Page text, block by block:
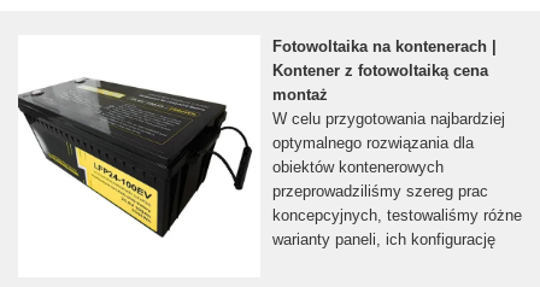
Fotowoltaika na kontenerach |
Kontener z fotowoltaiką cena
montaż
W celu przygotowania najbardziej
optymalnego rozwiązania dla
obiektów kontenerowych
przeprowadziliśmy szereg prac
koncepcyjnych, testowaliśmy różne
warianty paneli, ich konfigurację